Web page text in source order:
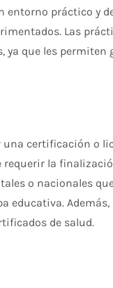
entorno práctico y
Las
que les permiten
certificación o
la
o nacionales
educativa.
de salud.